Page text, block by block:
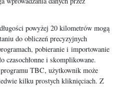
powyżej 20 kilometrów mogą
do obliczeń precyzyjnych
pobieranie i importowanie
czasochłonne i skomplikowane.
TBC, użytkownik może
kilku prostych kliknięciach. Z